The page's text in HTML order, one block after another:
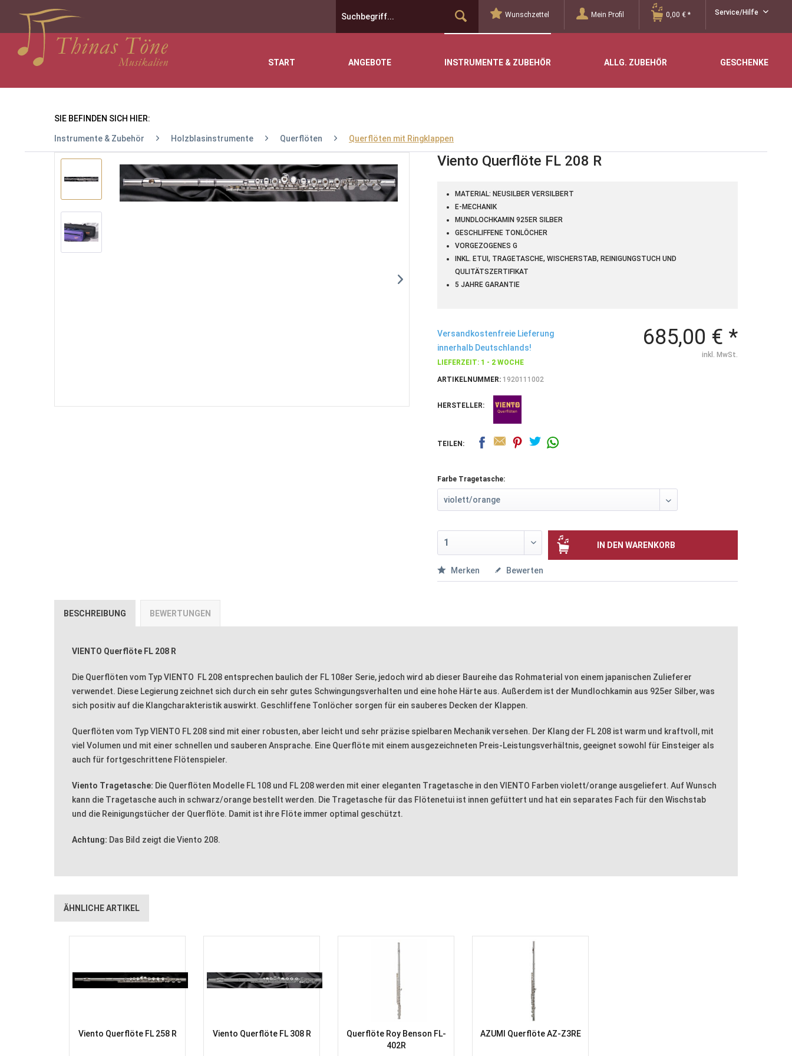
Service/Hilfe
Wunschzettel Mein Profil 0,00 € *
START ANGEBOTE INSTRUMENTE & ZUBEHÖR ALLG. ZUBEHÖR GESCHENKE
SIE BEFINDEN SICH HIER:
Instrumente & Zubehör Holzblasinstrumente Querflöten Querflöten mit Ringklappen
Viento Querflöte FL 208 R
MATERIAL: NEUSILBER VERSILBERT
E-MECHANIK
MUNDLOCHKAMIN 925ER SILBER
GESCHLIFFENE TONLÖCHER
VORGEZOGENES G
INKL. ETUI, TRAGETASCHE, WISCHERSTAB, REINIGUNGSTUCH UND
QULITÄTSZERTIFIKAT
5 JAHRE GARANTIE
Versandkostenfreie Lieferung
innerhalb Deutschlands!
LIEFERZEIT: 1 - 2 WOCHE
ARTIKELNUMMER: 1920111002
HERSTELLER:
685,00 € *
inkl. MwSt.
TEILEN:
Farbe Tragetasche:
IN DEN WARENKORB
Merken Bewerten
BESCHREIBUNG BEWERTUNGEN
VIENTO Querflöte FL 208 R
Die Querflöten vom Typ VIENTO FL 208 entsprechen baulich der FL 108er Serie, jedoch wird ab dieser Baureihe das Rohmaterial von einem japanischen Zulieferer
verwendet. Diese Legierung zeichnet sich durch ein sehr gutes Schwingungsverhalten und eine hohe Härte aus. Außerdem ist der Mundlochkamin aus 925er Silber, was
sich positiv auf die Klangcharakteristik auswirkt. Geschliffene Tonlöcher sorgen für ein sauberes Decken der Klappen.
Querflöten vom Typ VIENTO FL 208 sind mit einer robusten, aber leicht und sehr präzise spielbaren Mechanik versehen. Der Klang der FL 208 ist warm und kraftvoll, mit
viel Volumen und mit einer schnellen und sauberen Ansprache. Eine Querflöte mit einem ausgezeichneten Preis-Leistungsverhältnis, geeignet sowohl für Einsteiger als
auch für fortgeschrittene Flötenspieler.
Viento Tragetasche: Die Querflöten Modelle FL 108 und FL 208 werden mit einer eleganten Tragetasche in den VIENTO Farben violett/orange ausgeliefert. Auf Wunsch
kann die Tragetasche auch in schwarz/orange bestellt werden. Die Tragetasche für das Flötenetui ist innen gefüttert und hat ein separates Fach für den Wischstab
und die Reinigungstücher der Querflöte. Damit ist ihre Flöte immer optimal geschützt.
Achtung: Das Bild zeigt die Viento 208.
ÄHNLICHE ARTIKEL
Viento Querflöte FL 258 R Viento Querflöte FL 308 R
Querflöte Roy Benson FL-
402R
AZUMI Querflöte AZ-Z3RE